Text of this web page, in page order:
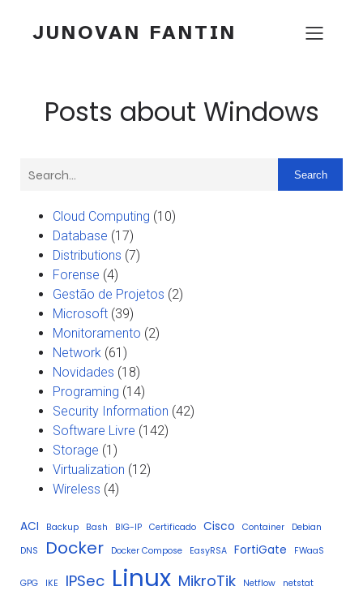
JUNOVAN FANTIN
Posts about Windows
Search
Cloud Computing (10)
Database (17)
Distributions (7)
Forense (4)
Gestão de Projetos (2)
Microsoft (39)
Monitoramento (2)
Network (61)
Novidades (18)
Programing (14)
Security Information (42)
Software Livre (142)
Storage (1)
Virtualization (12)
Wireless (4)
ACI Backup Bash BIG-IP Certificado Cisco Container
Debian
DNS
Docker Docker Compose EasyRSA FortiGate FWaaS
GPG IKE IPSec Linux MikroTik Netflow netstat